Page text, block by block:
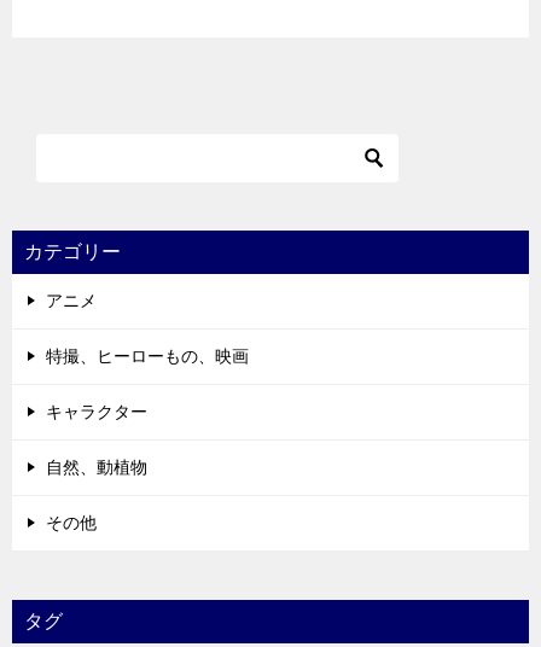
カテゴリー
アニメ
特撮、ヒーローもの、映画
キャラクター
自然、動植物
その他
タグ